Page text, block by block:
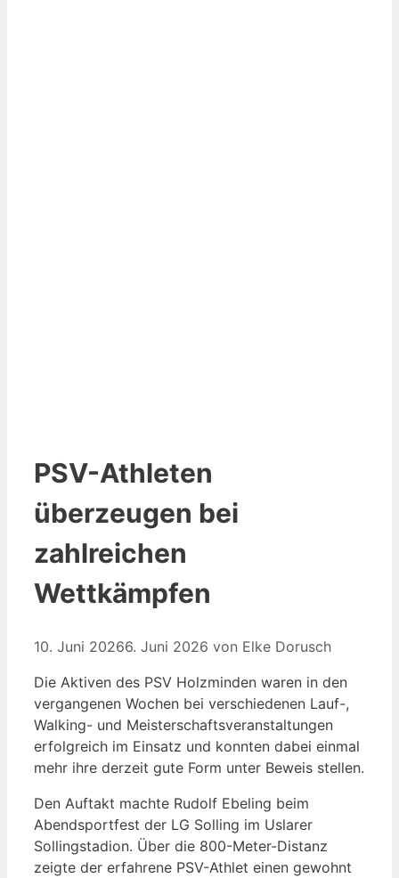
PSV-Athleten
überzeugen bei
zahlreichen
Wettkämpfen
10. Juni 20266. Juni 2026 von Elke Dorusch
Die Aktiven des PSV Holzminden waren in den
vergangenen Wochen bei verschiedenen Lauf-,
Walking- und Meisterschaftsveranstaltungen
erfolgreich im Einsatz und konnten dabei einmal
mehr ihre derzeit gute Form unter Beweis stellen.
Den Auftakt machte Rudolf Ebeling beim
Abendsportfest der LG Solling im Uslarer
Sollingstadion. Über die 800-Meter-Distanz
zeigte der erfahrene PSV-Athlet einen gewohnt